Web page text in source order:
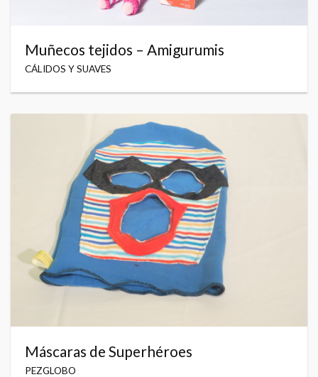
Muñecos tejidos – Amigurumis
CÁLIDOS Y SUAVES
Máscaras de Superhéroes
PEZGLOBO